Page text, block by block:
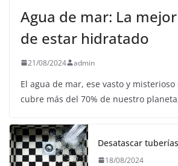
Agua de mar: La
de estar hidratado
21/08/2024 admin
El agua de mar, ese vasto y
cubre más del 70% de nuestro
Desatascar
18/08/2024